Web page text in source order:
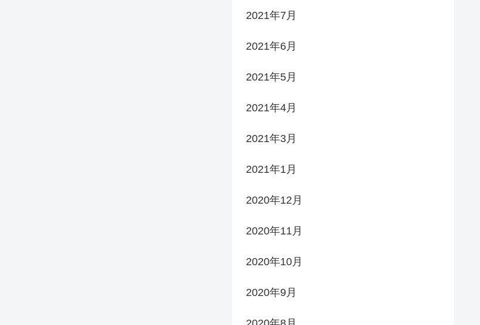
2021年7月
2021年6月
2021年5月
2021年4月
2021年3月
2021年1月
2020年12月
2020年11月
2020年10月
2020年9月